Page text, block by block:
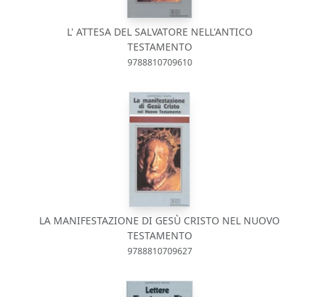
L' ATTESA DEL SALVATORE NELL'ANTICO
TESTAMENTO
9788810709610
LA MANIFESTAZIONE DI GESÙ CRISTO NEL NUOVO
TESTAMENTO
9788810709627